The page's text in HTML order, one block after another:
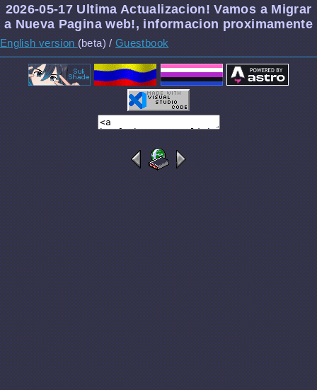
2026-05-17 Ultima Actualizacion! Vamos a Migrar
a Nueva Pagina web!, informacion proximamente
English version(beta) /Guestbook